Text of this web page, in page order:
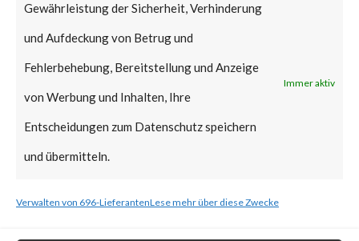
Gewährleistung der Sicherheit, Verhinderung
und Aufdeckung von Betrug und
Fehlerbehebung, Bereitstellung und Anzeige
von Werbung und Inhalten, Ihre
Entscheidungen zum Datenschutz speichern
und übermitteln.
Immer aktiv
Verwalten von 696-LieferantenLese mehr über diese Zwecke
Patch Tuesday updates. Please
follow the link to learn more
about mitigation steps. [ Link ]
What FortiGuard Coverage is
available?
FortiGuard Labs has an